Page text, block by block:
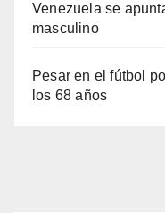
Venezuela se
masculino
Pesar en el fútbol
los 68 años